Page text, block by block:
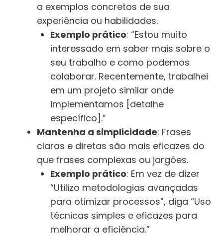
a exemplos concretos de sua
experiência ou habilidades.
Exemplo prático: “Estou muito
interessado em saber mais sobre o
seu trabalho e como podemos
colaborar. Recentemente, trabalhei
em um projeto similar onde
implementamos [detalhe
específico].”
Mantenha a simplicidade: Frases
claras e diretas são mais eficazes do
que frases complexas ou jargões.
Exemplo prático: Em vez de dizer
“Utilizo metodologias avançadas
para otimizar processos”, diga “Uso
técnicas simples e eficazes para
melhorar a eficiência.”